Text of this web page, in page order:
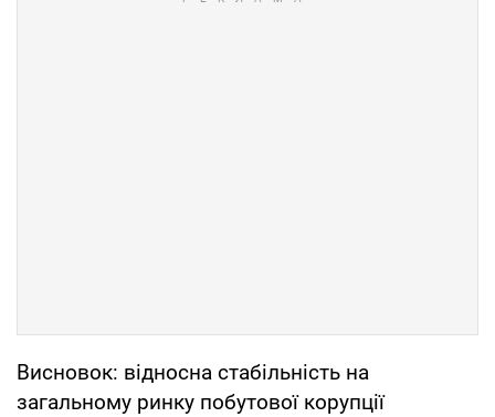
Висновок: відносна стабільність на
загальному ринку побутової корупції